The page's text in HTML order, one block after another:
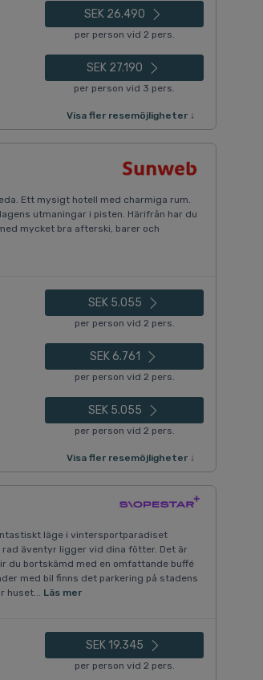
SEK 26.490
per person vid 2 pers.
SEK 27.190
per person vid 3 pers.
Visa fler resemöjligheter ↓
Ett mysigt hotell med charmiga rum.
utmaningar i pisten. Härifrån har du
mycket bra afterski, barer och
SEK 5.055
per person vid 2 pers.
SEK 6.761
per person vid 2 pers.
SEK 5.055
per person vid 2 pers.
Visa fler resemöjligheter ↓
läge i vintersportparadiset
äventyr ligger vid dina fötter. Det är
du bortskämd med en omfattande buffé
med bil finns det parkering på stadens
huset... Läs mer
SEK 19.345
per person vid 2 pers.